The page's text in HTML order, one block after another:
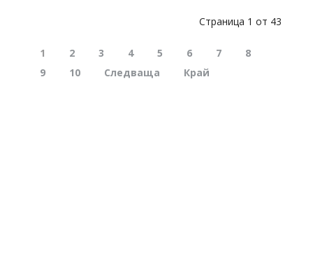
Страница 1 от 43
1 2 3 4 5 6 7
8
9
10 Следваща Край